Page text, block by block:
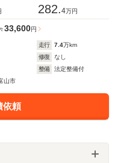
282.4万円
33,600円
走行 7.4万km
修復
なし
整備
法定整備付
山市
依頼